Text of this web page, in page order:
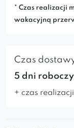
* Czas realizacji
wakacyjną
Czas
5 dni
+ czas